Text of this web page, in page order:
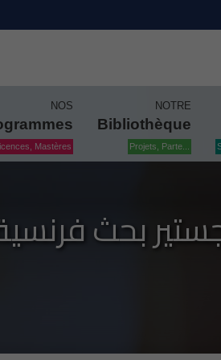
NOS
Mastères
NOTRE
Bibliothèque
Projets, Parte...
بحث